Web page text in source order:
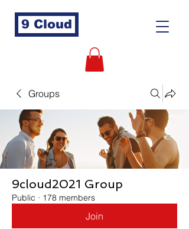
9 Cloud
Groups
9cloud2021 Group
Public · 178 members
Join